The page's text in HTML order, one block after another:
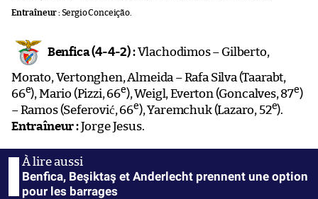
Entraîneur :Sergio Conceição.
Benfica (4-4-2) :Vlachodimos – Gilberto,
Morato, Vertonghen, Almeida – Rafa Silva (Taarabt,
66e), Mario (Pizzi, 66e), Weigl, Everton (Goncalves, 87e)
– Ramos (Seferović, 66e), Yaremchuk (Lazaro, 52e).
Entraîneur :Jorge Jesus.
Benfica, Beşiktaş et Anderlecht prennent une option
pour les barrages